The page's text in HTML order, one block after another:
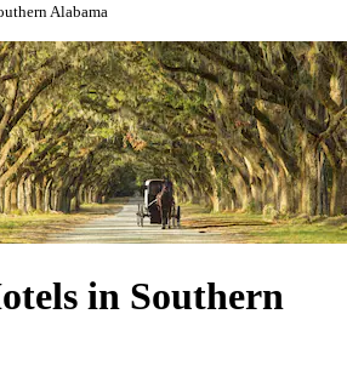
Alabama
in Southern